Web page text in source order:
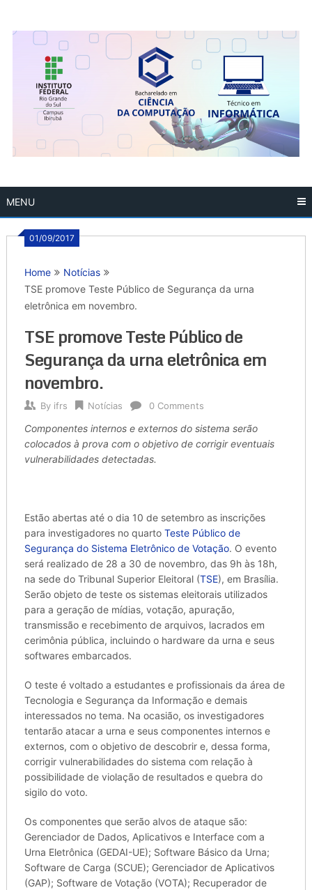
MENU
01/09/2017
Home
Notícias
TSE promove Teste Público de Segurança da urna
eletrônica em novembro.
TSE promove Teste Público de
Segurança da urna eletrônica em
novembro.
By ifrs Notícias 0 Comments
Componentes internos e externos do sistema serão
colocados à prova com o objetivo de corrigir eventuais
vulnerabilidades detectadas.
Estão abertas até o dia 10 de setembro as inscrições
para investigadores no quarto Teste Público de
Segurança do Sistema Eletrônico de Votação. O evento
será realizado de 28 a 30 de novembro, das 9h às 18h,
na sede do Tribunal Superior Eleitoral (TSE), em Brasília.
Serão objeto de teste os sistemas eleitorais utilizados
para a geração de mídias, votação, apuração,
transmissão e recebimento de arquivos, lacrados em
cerimônia pública, incluindo o hardware da urna e seus
softwares embarcados.
O teste é voltado a estudantes e profissionais da área de
Tecnologia e Segurança da Informação e demais
interessados no tema. Na ocasião, os investigadores
tentarão atacar a urna e seus componentes internos e
externos, com o objetivo de descobrir e, dessa forma,
corrigir vulnerabilidades do sistema com relação à
possibilidade de violação de resultados e quebra do
sigilo do voto.
Os componentes que serão alvos de ataque são:
Gerenciador de Dados, Aplicativos e Interface com a
Urna Eletrônica (GEDAI-UE); Software Básico da Urna;
Software de Carga (SCUE); Gerenciador de Aplicativos
(GAP); Software de Votação (VOTA); Recuperador de